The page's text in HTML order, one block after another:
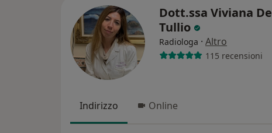
Dott.ssa Viviana De
Tullio
Radiologa · Altro
115 recensioni
Indirizzo Online